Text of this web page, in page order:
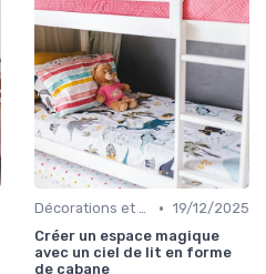
Décorations et Accessoires de Chambre • 19/12/2025
Créer un espace magique
avec un ciel de lit en forme
de cabane